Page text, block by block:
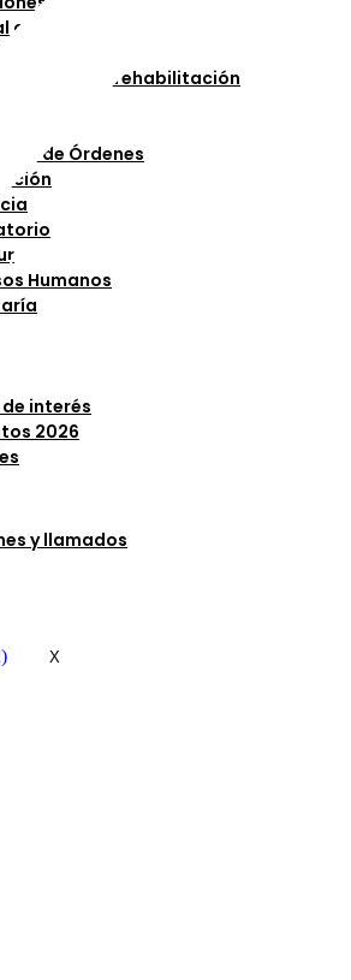
compras
al Usuario
de diálisis y rehabilitación
de Órdenes
Humanos
interés
2026
y llamados
X
SALUD RENAL!